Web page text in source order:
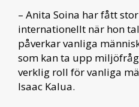
– Anita Soina har fått
internationellt när hon
påverkar vanliga
som kan ta upp
verklig roll för vanliga
Isaac Kalua.